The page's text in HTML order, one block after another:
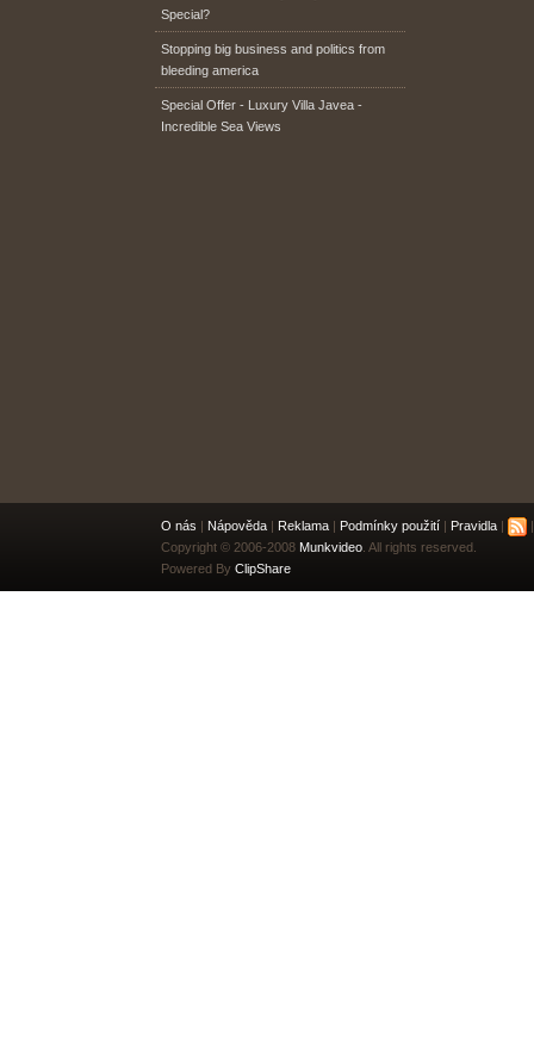
Special?
Stopping big business and politics from
bleeding america
Special Offer - Luxury Villa Javea -
Incredible Sea Views
O nás | Nápověda | Reklama | Podmínky použití | Pravidla |
Copyright © 2006-2008 Munkvideo . All rights reserved.
Powered By ClipShare